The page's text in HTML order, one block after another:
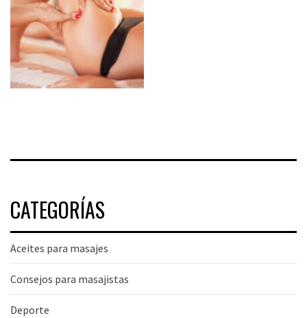
CATEGORÍAS
Aceites para masajes
Consejos para masajistas
Deporte